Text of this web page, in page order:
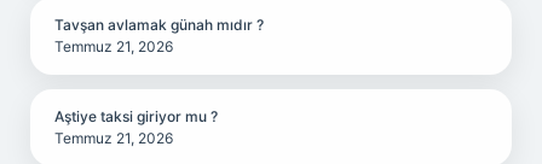
Tavşan avlamak günah mıdır ?
Temmuz 21, 2026
Aştiye taksi giriyor mu ?
Temmuz 21, 2026